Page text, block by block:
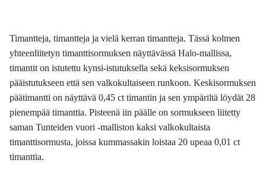
Timantteja, timantteja ja vielä kerran timantteja. Tässä kolmen
yhteenliitetyn timanttisormuksen näyttävässä Halo-mallissa,
timantit on istutettu kynsi-istutuksella sekä keksisormuksen
pääistutukseen että sen valkokultaiseen runkoon. Keskisormuksen
päätimantti on näyttävä 0,45 ct timantin ja sen ympäriltä löydät 28
pienempää timanttia. Pisteenä iin päälle on sormukseen liitetty
saman Tunteiden vuori -malliston kaksi valkokultaista
timanttisormusta, joissa kummassakin loistaa 20 upeaa 0,01 ct
timanttia.